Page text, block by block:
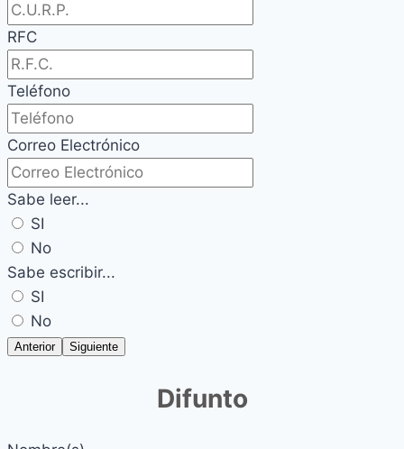
RFC
Teléfono
Correo Electrónico
Sabe leer...
SI
No
Sabe escribir...
SI
No
Anterior Siguiente
Difunto